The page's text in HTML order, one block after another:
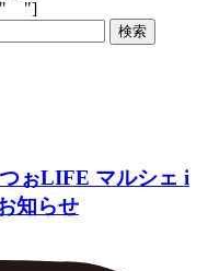
"]
ぉLIFE マルシェ i
知らせ